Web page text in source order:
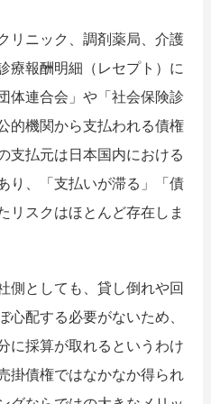
リニック、調剤薬局、介護
療報酬明細（レセプト）に
体連合会」や「社会保険診
的機関から支払われる債権
支払元は日本国内における
り、「支払いが滞る」「債
リスクはほとんど存在しま
側としても、貸し倒れや回
心配する必要がないため、
に採算が取れるというわけ
掛債権ではなかなか得られ